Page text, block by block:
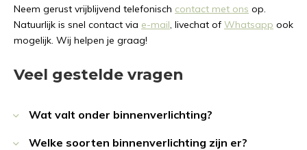
Neem gerust vrijblijvend telefonisch contact met ons op.
Natuurlijk is snel contact via e-mail, livechat of Whatsapp ook
mogelijk. Wij helpen je graag!
Veel gestelde vragen
Wat valt onder binnenverlichting?
Welke soorten binnenverlichting zijn er?